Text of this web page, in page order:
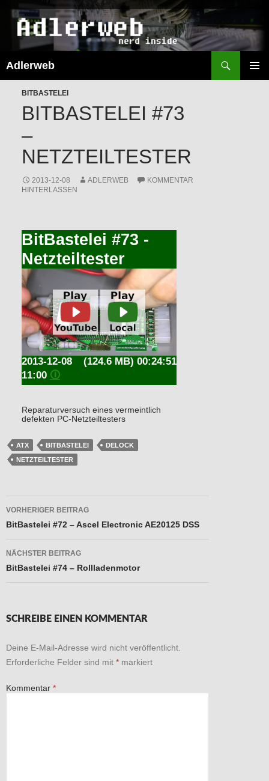
Adlerweb
SPRINGEN
BITBASTELEI
BITBASTELEI #73
–
NETZTEILTESTER
2013-12-08 ADLERWEB
KOMMENTAR
HINTERLASSEN
BitBastelei #73 -
Netzteiltester
(124.6 MB) 00:24:51
2013-12-08
11:00 🛈
Reparaturversuch eines vermeintlich
defekten PC-Netzteiltesters
ATX BITBASTELEI
DELOCK
NETZTEILTESTER
Beitragsnavigation
VORHERIGER BEITRAG
BitBastelei #72 – Ascel Electronic AE20125 DSS
NÄCHSTER BEITRAG
BitBastelei #74 – Rollladenmotor
SCHREIBE EINEN KOMMENTAR
Deine E-Mail-Adresse wird nicht veröffentlicht.
Erforderliche Felder sind mit * markiert
Kommentar *